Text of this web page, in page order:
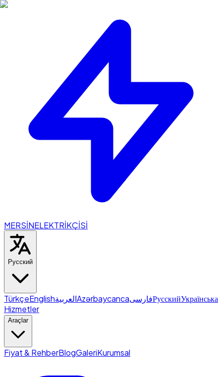
MERSİNELEKTRİKÇİSİ
Русский
TürkçeEnglishالعربيةAzərbaycancaفارسیРусскийУкраїнська
Hizmetler
Araçlar
Fiyat & RehberBlogGaleriKurumsal